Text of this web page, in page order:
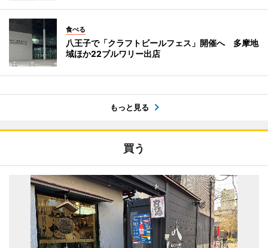
食べる
八王子で「クラフトビールフェス」開催へ 多摩地
域ほか22ブルワリー出店
もっと見る
買う